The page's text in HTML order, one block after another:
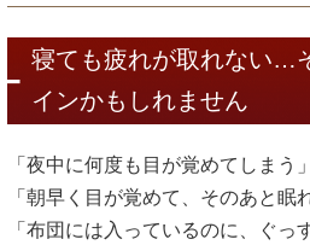
寝ても疲れが取れない…
インかもしれません
「夜中に何度も目が覚めてしまう」
「朝早く目が覚めて、そのあと眠
「布団には入っているのに、ぐっ